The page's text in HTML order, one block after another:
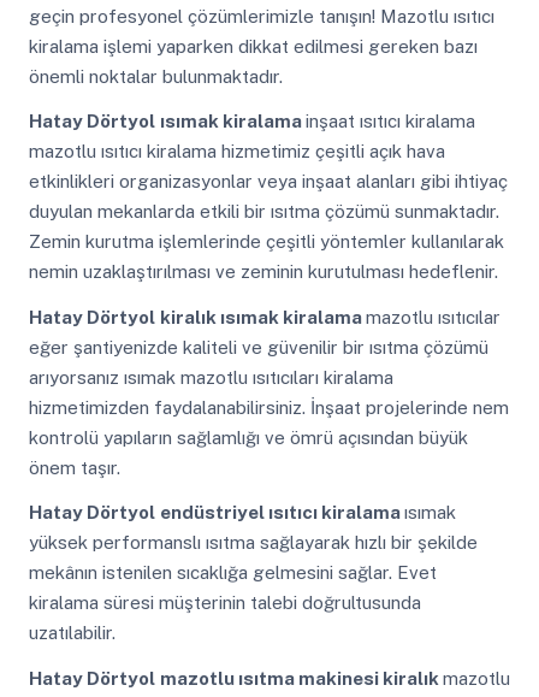
geçin profesyonel çözümlerimizle tanışın! Mazotlu ısıtıcı
kiralama işlemi yaparken dikkat edilmesi gereken bazı
önemli noktalar bulunmaktadır.
Hatay Dörtyol ısımak kiralamainşaat ısıtıcı kiralama
mazotlu ısıtıcı kiralama hizmetimiz çeşitli açık hava
etkinlikleri organizasyonlar veya inşaat alanları gibi ihtiyaç
duyulan mekanlarda etkili bir ısıtma çözümü sunmaktadır.
Zemin kurutma işlemlerinde çeşitli yöntemler kullanılarak
nemin uzaklaştırılması ve zeminin kurutulması hedeflenir.
Hatay Dörtyol kiralık ısımak kiralamamazotlu ısıtıcılar
eğer şantiyenizde kaliteli ve güvenilir bir ısıtma çözümü
arıyorsanız ısımak mazotlu ısıtıcıları kiralama
hizmetimizden faydalanabilirsiniz. İnşaat projelerinde nem
kontrolü yapıların sağlamlığı ve ömrü açısından büyük
önem taşır.
Hatay Dörtyol endüstriyel ısıtıcı kiralamaısımak
yüksek performanslı ısıtma sağlayarak hızlı bir şekilde
mekânın istenilen sıcaklığa gelmesini sağlar. Evet
kiralama süresi müşterinin talebi doğrultusunda
uzatılabilir.
Hatay Dörtyol mazotlu ısıtma makinesi kiralık mazotlu